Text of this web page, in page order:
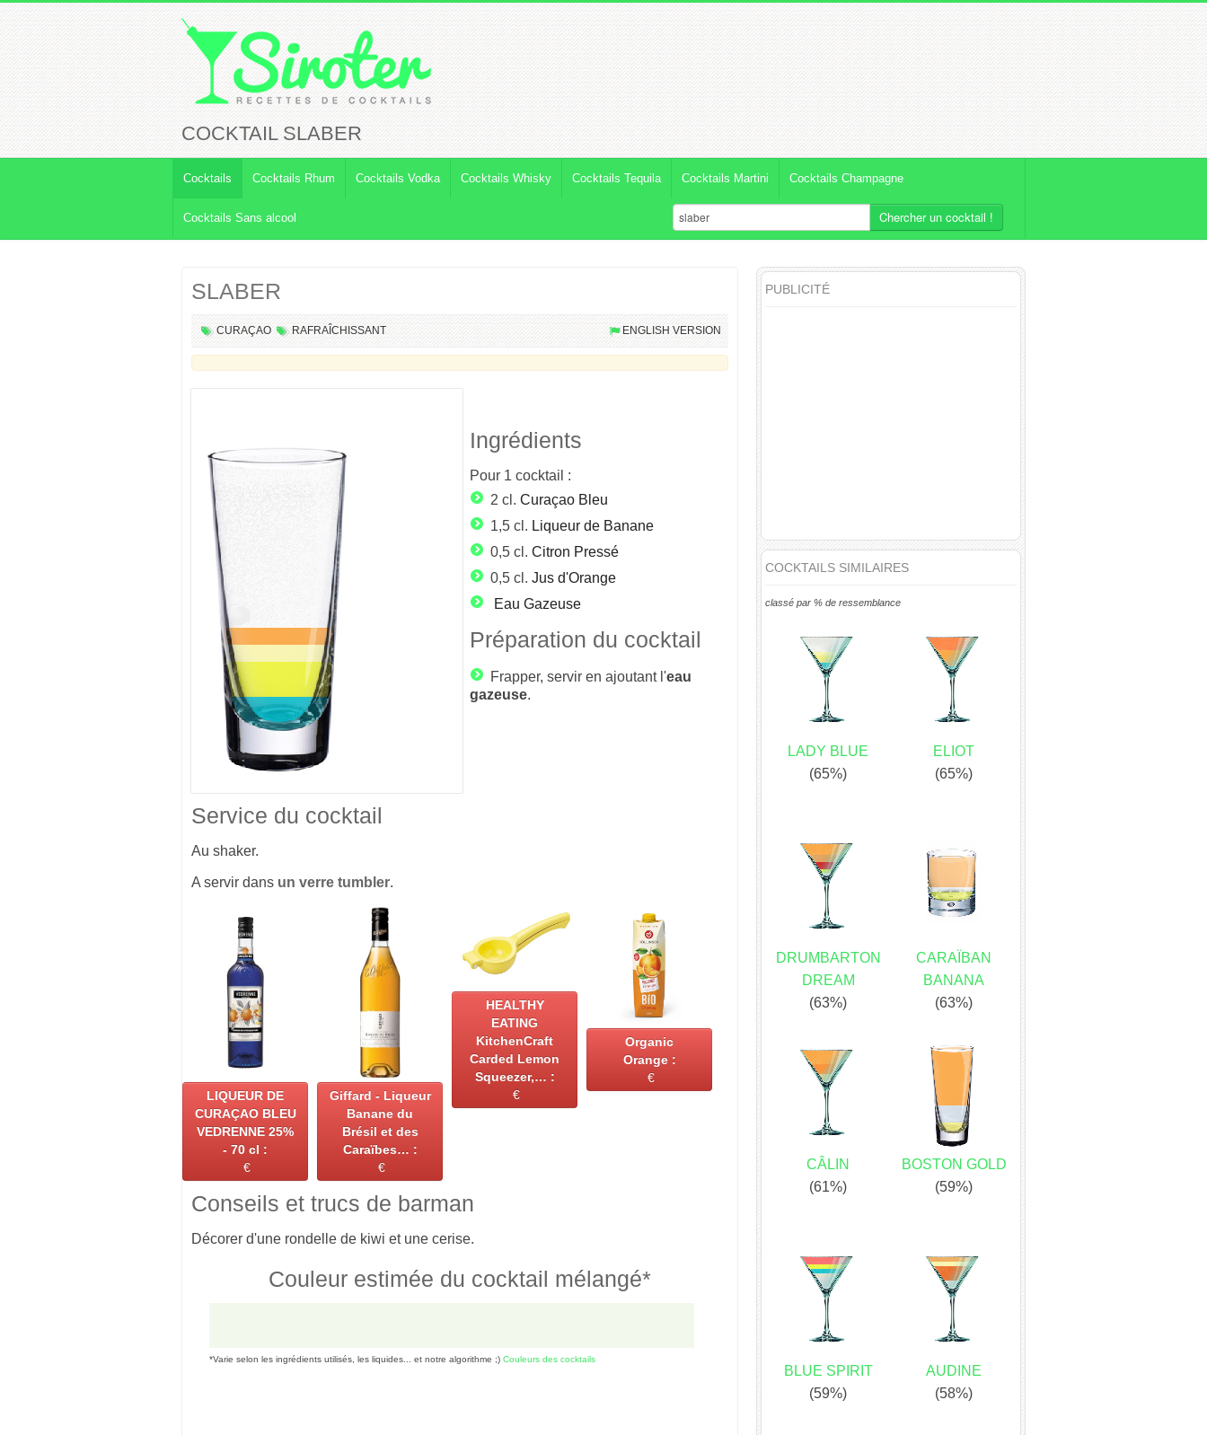
COCKTAIL SLABER
Cocktails Cocktails Rhum Cocktails Vodka Cocktails Whisky Cocktails Tequila Cocktails Martini Cocktails Champagne
Cocktails Sans alcool Chercher un cocktail !
SLABER
CURAÇAO RAFRAÎCHISSANT ENGLISH VERSION
Ingrédients
Pour 1 cocktail :
2 cl. Curaçao Bleu
1,5 cl. Liqueur de Banane
0,5 cl. Citron Pressé
0,5 cl. Jus d'Orange
Eau Gazeuse
Préparation du cocktail
Frapper, servir en ajoutant l'eau
gazeuse.
Service du cocktail
Au shaker.
A servir dans un verre tumbler.
LIQUEUR DE
CURAÇAO BLEU
VEDRENNE 25%
- 70 cl :
€
Giffard - Liqueur
Banane du
Brésil et des
Caraïbes… :
€
HEALTHY
EATING
KitchenCraft
Carded Lemon
Squeezer,… :
€
Organic
Orange :
€
Conseils et trucs de barman
Décorer d'une rondelle de kiwi et une cerise.
Couleur estimée du cocktail mélangé*
*Varie selon les ingrédients utilisés, les liquides... et notre algorithme ;) Couleurs des cocktails
PUBLICITÉ
COCKTAILS SIMILAIRES
classé par % de ressemblance
LADY BLUE
(65%)
ELIOT
(65%)
DRUMBARTON
DREAM
(63%)
CARAÏBAN
BANANA
(63%)
CÂLIN
(61%)
BOSTON GOLD
(59%)
BLUE SPIRIT
(59%)
AUDINE
(58%)